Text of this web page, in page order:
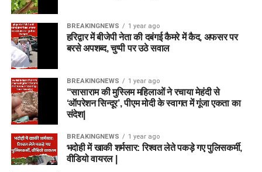
BREAKINGNEWS 1 year ago
हरिद्वार में बीजेपी नेता की दबंगई कैमरे में कैद, अफसर पर
बरसे अपशब्द, चुप्पी पर उठे सवाल
BREAKINGNEWS 1 year ago
“सासाराम की मुस्लिम महिलाओं ने रचाया मेहंदी से
‘ऑपरेशन सिन्दूर’, पीएम मोदी के स्वागत में गूंजा एकता का
संदेश|
BREAKINGNEWS 1 year ago
भदोही में खाकी शर्मसार: रिश्वत लेते पकड़े गए पुलिसकर्मी,
वीडियो वायरल |